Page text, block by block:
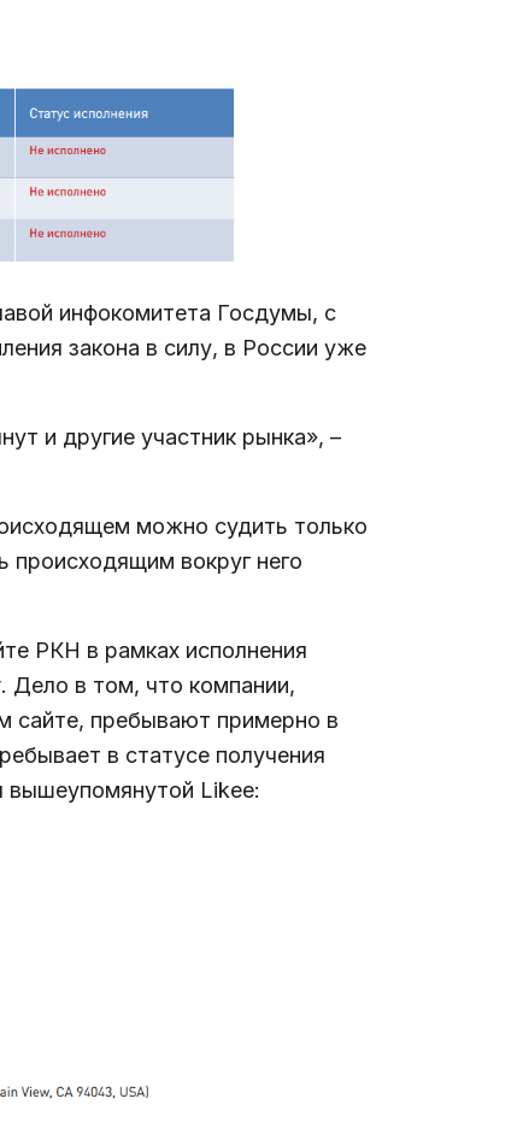
инфокомитета Госдумы, с
закона в силу, в России уже
и другие участник рынка», –
можно судить только
вокруг него
РКН в рамках исполнения
. Дело в том, что компании,
сайте, пребывают примерно в
в статусе получения
вышеупомянутой Likee: